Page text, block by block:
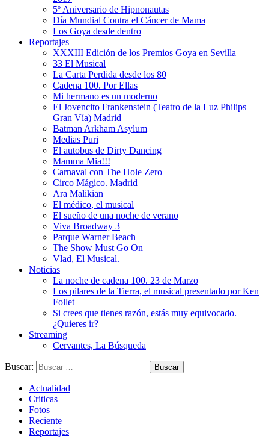
5º Aniversario de Hipnonautas
Día Mundial Contra el Cáncer de Mama
Los Goya desde dentro
Reportajes
XXXIII Edición de los Premios Goya en Sevilla
33 El Musical
La Carta Perdida desde los 80
Cadena 100. Por Ellas
Mi hermano es un moderno
El Jovencito Frankenstein (Teatro de la Luz Philips
Gran Vía) Madrid
Batman Arkham Asylum
Medias Puri
El autobus de Dirty Dancing
Mamma Mia!!!
Carnaval con The Hole Zero
Circo Mágico. Madrid
Ara Malikian
El médico, el musical
El sueño de una noche de verano
Viva Broadway 3
Parque Warner Beach
The Show Must Go On
Vlad, El Musical.
Noticias
La noche de cadena 100. 23 de Marzo
Los pilares de la Tierra, el musical presentado por Ken
Follet
Si crees que tienes razón, estás muy equivocado.
¿Quieres ir?
Streaming
Cervantes, La Búsqueda
Buscar:
Actualidad
Criticas
Fotos
Reciente
Reportajes